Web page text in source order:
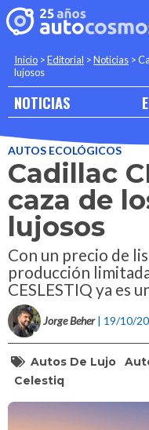
Inicio >Editorial >Noticias >
lujosos
NOTICIAS
AUTOS ECOLÓGICOS
Cadillac
caza de
lujosos
Con un precio de
producción
CESLESTIQ ya es
Jorge Beher | 19/10/
Autos De Lujo
Celestiq